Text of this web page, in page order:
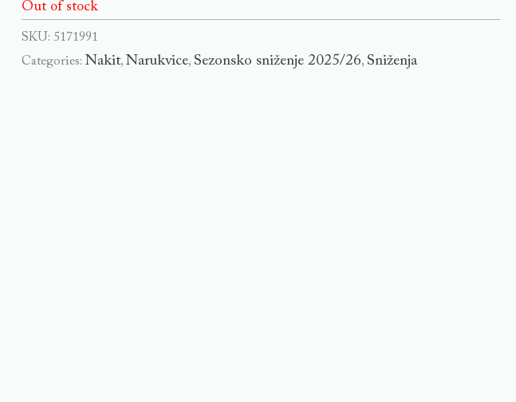
Out of stock
SKU: 5171991
Categories:Nakit,Narukvice, Sezonsko sniženje 2025/26, Sniženja